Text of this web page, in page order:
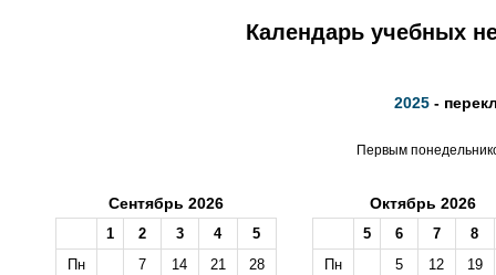
Календарь учебных
2025 -
Первым
Сентябрь 2026
1 2 3 4
5
Пн
7 14 21
28
Октябрь 2026
5 6 7
8
Пн
5 12
19